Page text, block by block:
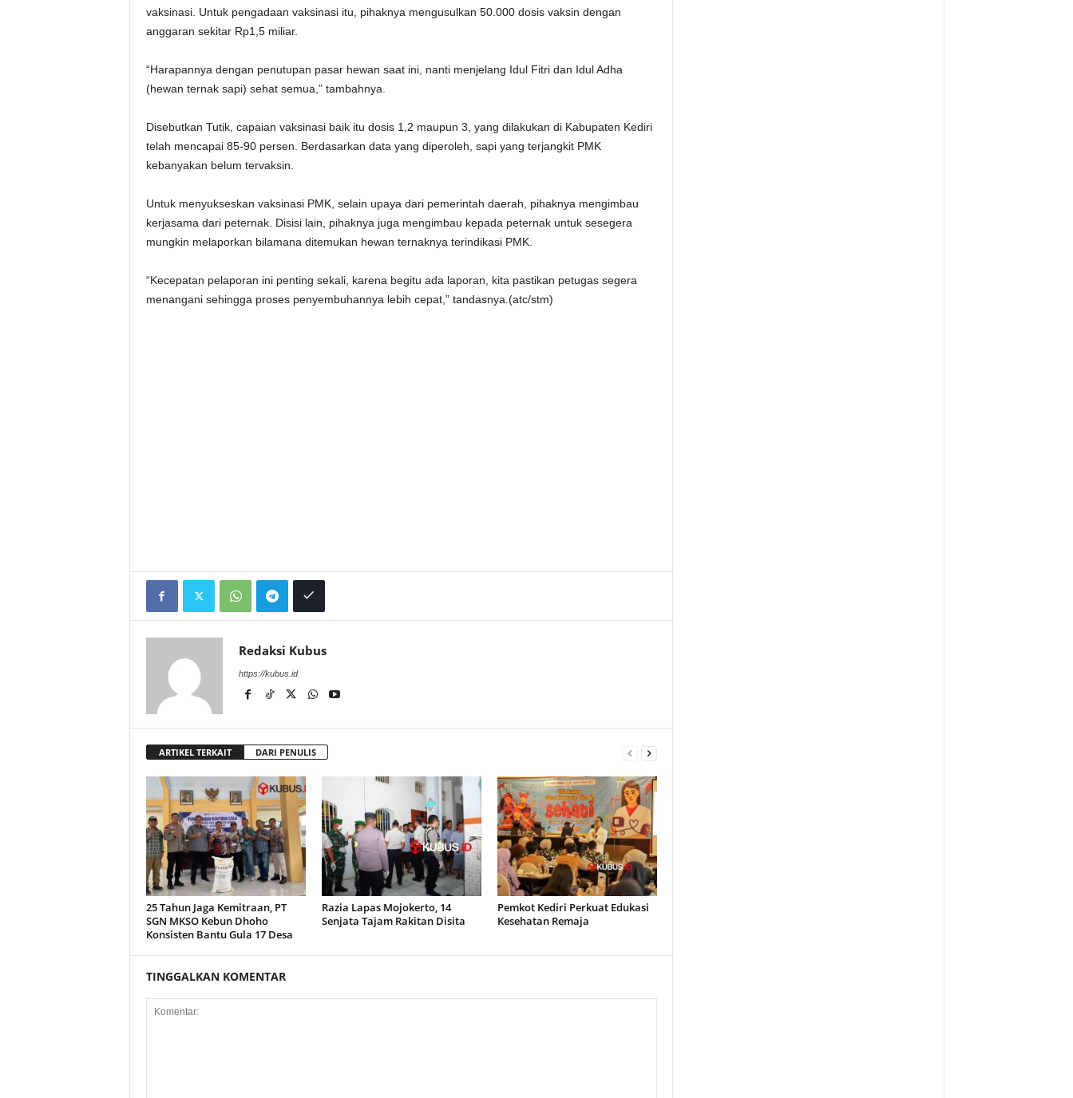
vaksinasi. Untuk pengadaan vaksinasi itu, pihaknya mengusulkan 50.000 dosis vaksin dengan
anggaran sekitar Rp1,5 miliar.
“Harapannya dengan penutupan pasar hewan saat ini, nanti menjelang Idul Fitri dan Idul Adha
(hewan ternak sapi) sehat semua,” tambahnya.
Disebutkan Tutik, capaian vaksinasi baik itu dosis 1,2 maupun 3, yang dilakukan di Kabupaten Kediri
telah mencapai 85-90 persen. Berdasarkan data yang diperoleh, sapi yang terjangkit PMK
kebanyakan belum tervaksin.
Untuk menyukseskan vaksinasi PMK, selain upaya dari pemerintah daerah, pihaknya mengimbau
kerjasama dari peternak. Disisi lain, pihaknya juga mengimbau kepada peternak untuk sesegera
mungkin melaporkan bilamana ditemukan hewan ternaknya terindikasi PMK.
“Kecepatan pelaporan ini penting sekali, karena begitu ada laporan, kita pastikan petugas segera
menangani sehingga proses penyembuhannya lebih cepat,” tandasnya.(atc/stm)
Redaksi Kubus
https://kubus.id
ARTIKEL TERKAIT DARI PENULIS
25 Tahun Jaga Kemitraan, PT
SGN MKSO Kebun Dhoho
Konsisten Bantu Gula 17 Desa
Razia Lapas Mojokerto, 14
Senjata Tajam Rakitan Disita
Pemkot Kediri Perkuat Edukasi
Kesehatan Remaja
TINGGALKAN KOMENTAR